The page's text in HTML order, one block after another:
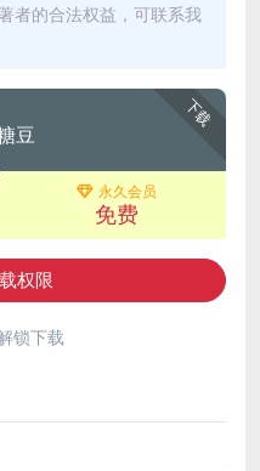
者的合法权益，可联系我
下载
豆
永久会员
免费
权限
锁下载